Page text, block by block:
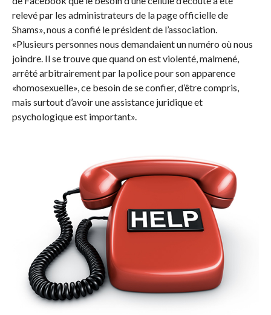
relevé par les administrateurs de la page officielle de
Shams», nous a confié le président de l’association.
«Plusieurs personnes nous demandaient un numéro où nous
joindre. Il se trouve que quand on est violenté, malmené,
arrêté arbitrairement par la police pour son apparence
«homosexuelle», ce besoin de se confier, d’être compris,
mais surtout d’avoir une assistance juridique et
psychologique est important».